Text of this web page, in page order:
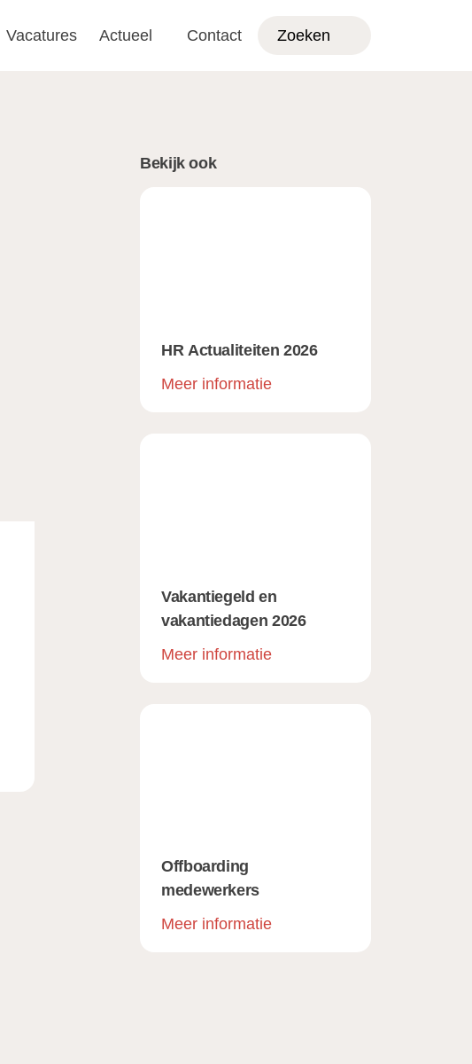
Vacatures Actueel Contact Zoeken
Bekijk ook
HR Actualiteiten 2026
Meer informatie
Vakantiegeld en
vakantiedagen 2026
Meer informatie
Offboarding
medewerkers
Meer informatie